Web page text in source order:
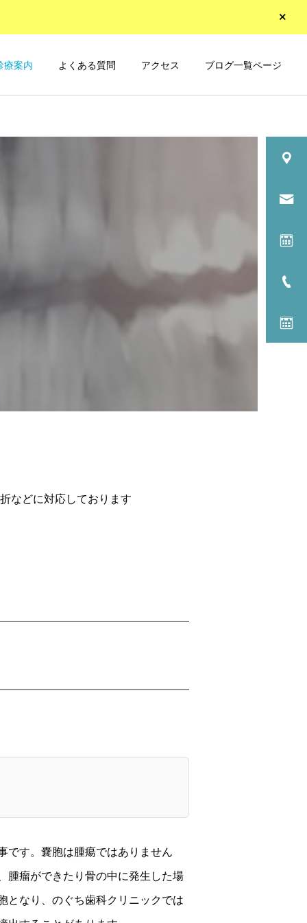
療案内 よくある質問 アクセス ブログ一覧ページ
診療一覧
「乱杭歯」「叢生」とは、
その原因・特徴・治療法に
などに対応しております
です。嚢胞は腫瘍ではありません
腫瘤ができたり骨の中に発生した場
となり、のぐち歯科クリニックでは